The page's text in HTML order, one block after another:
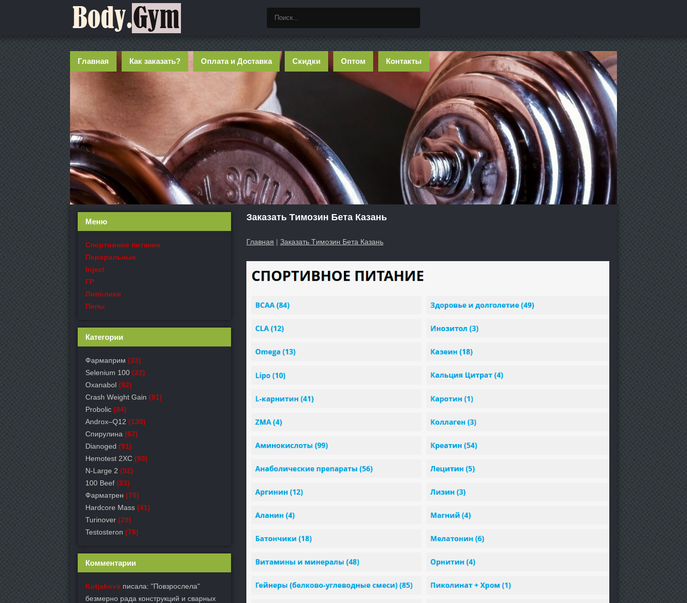
Главная Как заказать? Оплата и Доставка Скидки Оптом Контакты
Заказать Tимозин Бета Казань
Главная | Заказать Tимозин Бета Казань
Меню
Спортивное питание
Пероральные
Inject
ГР
Липолики
Пепы
Категории
Фармаприм (33)
Selenium 100 (22)
Oxanabol (92)
Crash Weight Gain (91)
Probolic (84)
Androx–Q12 (130)
Спирулина (67)
Dianoged (91)
Hemotest 2XC (80)
N-Large 2 (52)
100 Beef (83)
Фарматрен (79)
Hardcore Mass (41)
Turinover (29)
Testosteron (78)
Комментарии
Kutjakova писала: "Повзрослела"
безмерно рада конструкций и сварных